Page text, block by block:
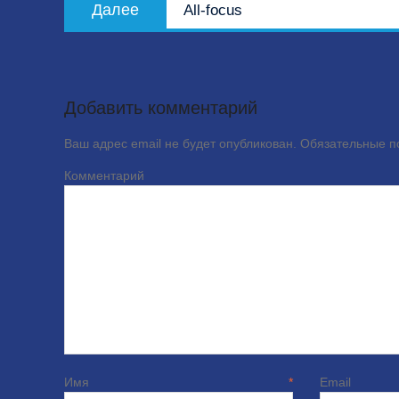
Далее
запись:
All-focus
Добавить комментарий
Ваш адрес email не будет опубликован. Обязательные
Имя *